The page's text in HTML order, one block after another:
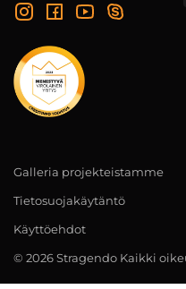
Galleria projekteistamme
Tietosuojakäytäntö
Käyttöehdot
© 2026 Stragendo Kaikki